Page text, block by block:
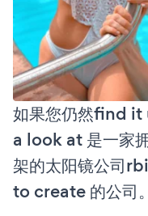
如果您仍然find
a look at 是一家
架的太阳镜公司
to create 的公司。